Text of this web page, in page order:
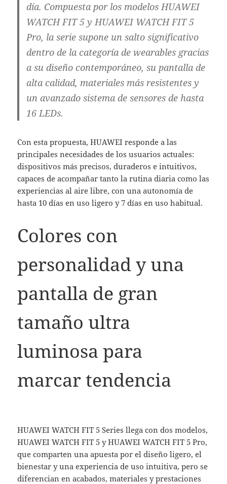
día. Compuesta por los modelos HUAWEI
WATCH FIT 5 y HUAWEI WATCH FIT 5
Pro, la serie supone un salto significativo
dentro de la categoría de wearables gracias
a su diseño contemporáneo, su pantalla de
alta calidad, materiales más resistentes y
un avanzado sistema de sensores de hasta
16 LEDs.
Con esta propuesta, HUAWEI responde a las
principales necesidades de los usuarios actuales:
dispositivos más precisos, duraderos e intuitivos,
capaces de acompañar tanto la rutina diaria como las
experiencias al aire libre, con una autonomía de
hasta 10 días en uso ligero y 7 días en uso habitual.
Colores con
personalidad y una
pantalla de gran
tamaño ultra
luminosa para
marcar tendencia
HUAWEI WATCH FIT 5 Series llega con dos modelos,
HUAWEI WATCH FIT 5 y HUAWEI WATCH FIT 5 Pro,
que comparten una apuesta por el diseño ligero, el
bienestar y una experiencia de uso intuitiva, pero se
diferencian en acabados, materiales y prestaciones